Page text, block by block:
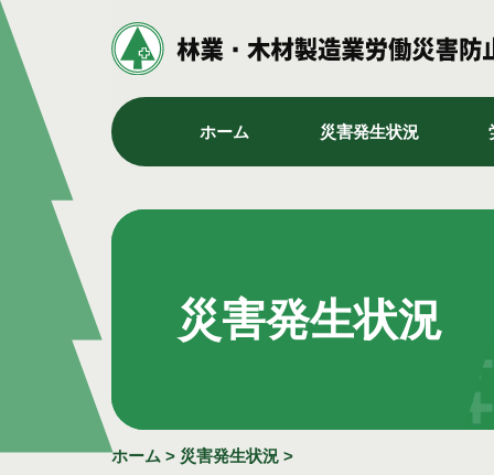
ホーム 災害発生状況
災害発生状況
ホーム > 災害発生状況>